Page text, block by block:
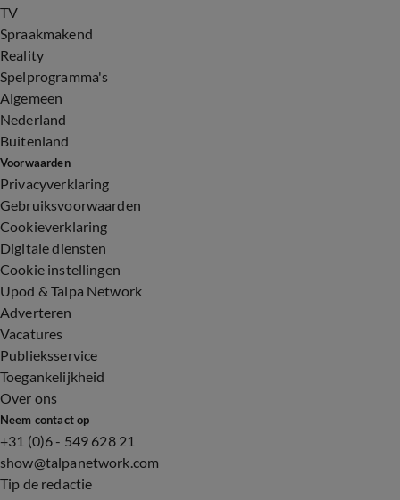
TV
Spraakmakend
Reality
Spelprogramma's
Algemeen
Nederland
Buitenland
Voorwaarden
Privacyverklaring
Gebruiksvoorwaarden
Cookieverklaring
Digitale diensten
Cookie instellingen
Upod & Talpa Network
Adverteren
Vacatures
Publieksservice
Toegankelijkheid
Over ons
Neem contact op
+31 (0)6 - 549 628 21
show@talpanetwork.com
Tip de redactie